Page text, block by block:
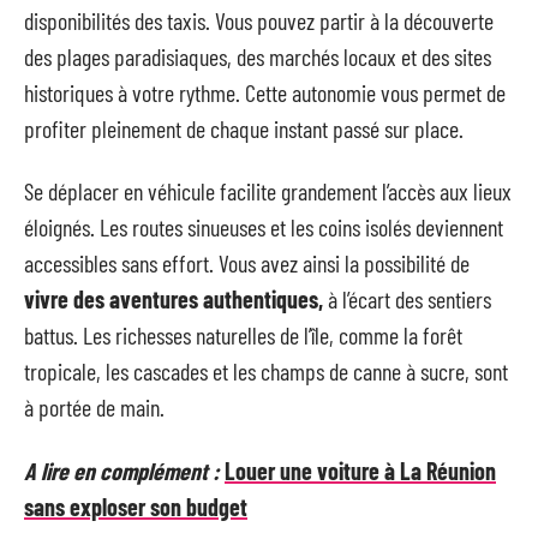
disponibilités des taxis. Vous pouvez partir à la découverte
des plages paradisiaques, des marchés locaux et des sites
historiques à votre rythme. Cette autonomie vous permet de
profiter pleinement de chaque instant passé sur place.
Se déplacer en véhicule facilite grandement l’accès aux lieux
éloignés. Les routes sinueuses et les coins isolés deviennent
accessibles sans effort. Vous avez ainsi la possibilité de
vivre des aventures authentiques,à l’écart des sentiers
battus. Les richesses naturelles de l’île, comme la forêt
tropicale, les cascades et les champs de canne à sucre, sont
à portée de main.
A lire en complément :Louer une voiture à La Réunion
sans exploser son budget